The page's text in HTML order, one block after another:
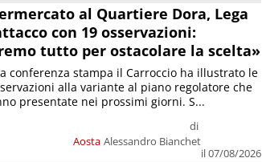
al Quartiere Dora, Lega
con 19 osservazioni:
tutto per ostacolare la scelta»
Aosta
di
Alessandro Bianchet
il 07/08/2026
conferenza stampa il Carroccio ha illustrato le
alla variante al piano regolatore che
presentate nei prossimi giorni. S...